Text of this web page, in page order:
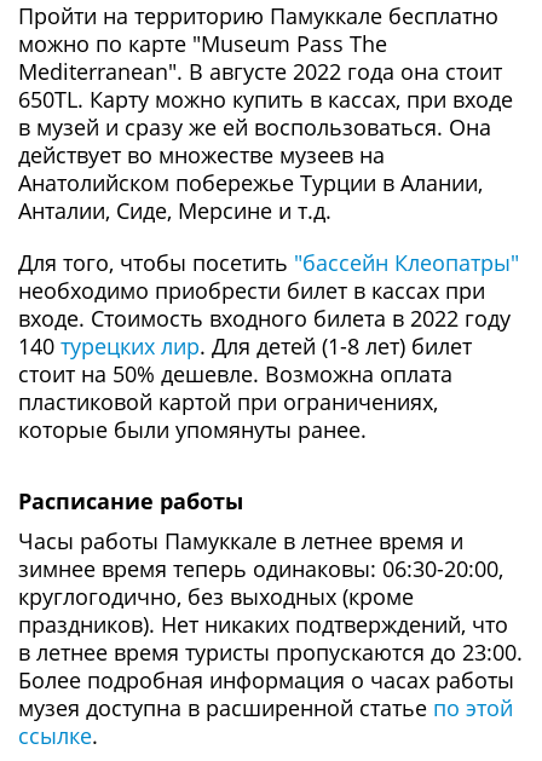
Пройти на территорию Памуккале бесплатно
можно по карте "Museum Pass The
Mediterranean". В августе 2022 года она стоит
650TL. Карту можно купить в кассах, при входе
в музей и сразу же ей воспользоваться. Она
действует во множестве музеев на
Анатолийском побережье Турции в Алании,
Анталии, Сиде, Мерсине и т.д.
Для того, чтобы посетить "бассейн Клеопатры"
необходимо приобрести билет в кассах при
входе. Стоимость входного билета в 2022 году
140 турецких лир. Для детей (1-8 лет) билет
стоит на 50% дешевле. Возможна оплата
пластиковой картой при ограничениях,
которые были упомянуты ранее.
Расписание работы
Часы работы Памуккале в летнее время и
зимнее время теперь одинаковы: 06:30-20:00,
круглогодично, без выходных (кроме
праздников). Нет никаких подтверждений, что
в летнее время туристы пропускаются до 23:00.
Более подробная информация о часах работы
музея доступна в расширенной статье по этой
ссылке.